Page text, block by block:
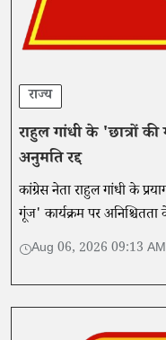
राज्य
राहुल गांधी के 'छात्रों
अनुमति रद्द
कांग्रेस नेता राहुल गांधी के
गूंज' कार्यक्रम पर
Aug 06, 2026 09:13 AM